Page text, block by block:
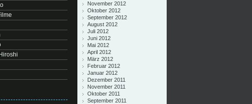
November 2012
Oktober 2012
September 2012
August 2012
Juli 2012
Juni 2012
Mai 2012
April 2012
März 2012
Februar 2012
Januar 2012
Dezember 2011
November 2011
Oktober 2011
September 2011